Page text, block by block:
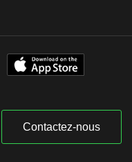
Contactez-nous